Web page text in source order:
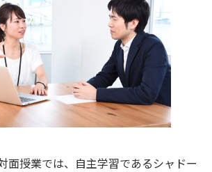
面授業では、自主学習であるシャドー